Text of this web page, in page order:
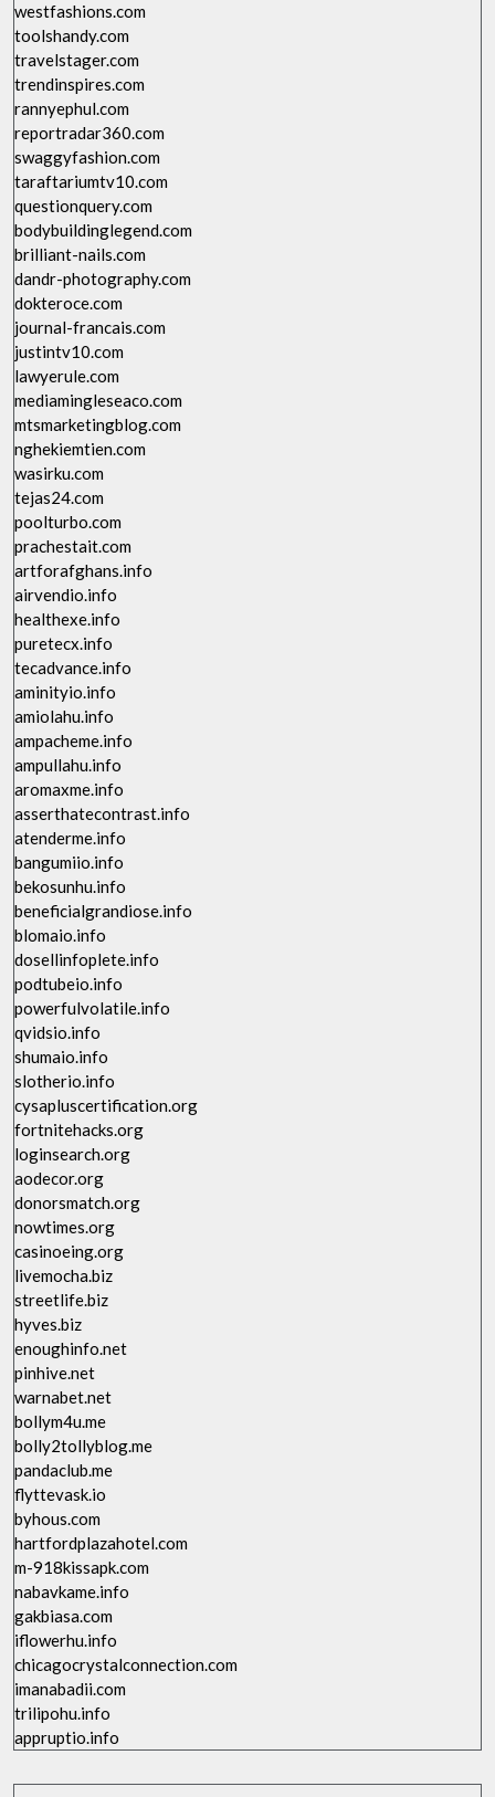
westfashions.com
toolshandy.com
travelstager.com
trendinspires.com
rannyephul.com
reportradar360.com
swaggyfashion.com
taraftariumtv10.com
questionquery.com
bodybuildinglegend.com
brilliant-nails.com
dandr-photography.com
dokteroce.com
journal-francais.com
justintv10.com
lawyerule.com
mediamingleseaco.com
mtsmarketingblog.com
nghekiemtien.com
wasirku.com
tejas24.com
poolturbo.com
prachestait.com
artforafghans.info
airvendio.info
healthexe.info
puretecx.info
tecadvance.info
aminityio.info
amiolahu.info
ampacheme.info
ampullahu.info
aromaxme.info
asserthatecontrast.info
atenderme.info
bangumiio.info
bekosunhu.info
beneficialgrandiose.info
blomaio.info
dosellinfoplete.info
podtubeio.info
powerfulvolatile.info
qvidsio.info
shumaio.info
slotherio.info
cysapluscertification.org
fortnitehacks.org
loginsearch.org
aodecor.org
donorsmatch.org
nowtimes.org
casinoeing.org
livemocha.biz
streetlife.biz
hyves.biz
enoughinfo.net
pinhive.net
warnabet.net
bollym4u.me
bolly2tollyblog.me
pandaclub.me
flyttevask.io
byhous.com
hartfordplazahotel.com
m-918kissapk.com
nabavkame.info
gakbiasa.com
iflowerhu.info
chicagocrystalconnection.com
imanabadii.com
trilipohu.info
appruptio.info